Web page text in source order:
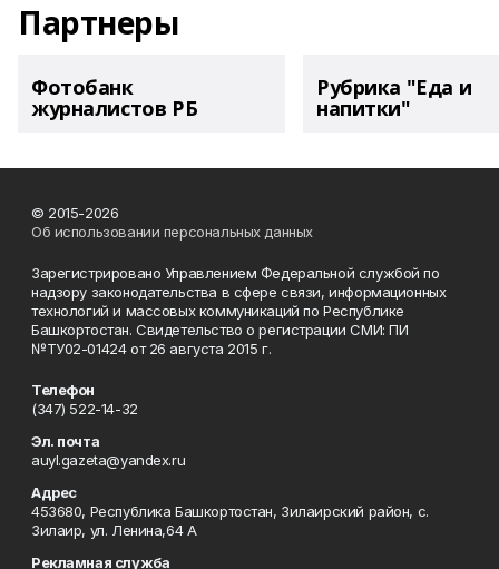
Партнеры
Фотобанк
журналистов РБ
Рубрика "Еда и
напитки"
© 2015-2026
Об использовании персональных данных
Зарегистрировано Управлением Федеральной службой по
надзору законодательства в сфере связи, информационных
технологий и массовых коммуникаций по Республике
Башкортостан. Свидетельство о регистрации СМИ: ПИ
№ТУ02-01424 от 26 августа 2015 г.
Телефон
(347) 522-14-32
Эл. почта
auyl.gazeta@yandex.ru
Адрес
453680, Республика Башкортостан, Зилаирский район, с.
Зилаир, ул. Ленина,64 А
Рекламная служба